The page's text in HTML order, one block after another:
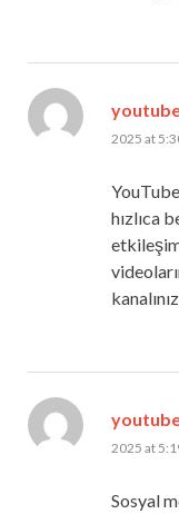
2025 at
hızlıca
2025 at
Sosyal